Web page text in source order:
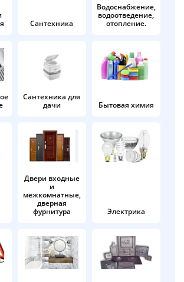
Сантехника
Водоснабжение,
водоотведение,
отопление.
Сантехника для
дачи
Бытовая химия
Двери входные
и
межкомнатные,
дверная
фурнитура
Электрика
% будут
2 недели
Плайтом
раз в 2
Остались вопросы?
8 800 302-02-51
plait.ru